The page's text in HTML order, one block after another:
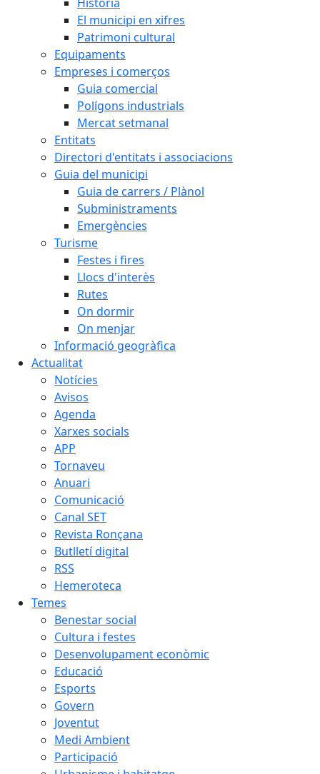
El municipi en xifres
Patrimoni cultural
Equipaments
Empreses i comerços
Guia comercial
Polígons industrials
Mercat setmanal
Entitats
Directori d'entitats i associacions
Guia del municipi
Guia de carrers / Plànol
Subministraments
Emergències
Turisme
Festes i fires
Llocs d'interès
Rutes
On dormir
On menjar
Informació geogràfica
Actualitat
Notícies
Avisos
Agenda
Xarxes socials
APP
Tornaveu
Anuari
Comunicació
Canal SET
Revista Ronçana
Butlletí digital
RSS
Hemeroteca
Temes
Benestar social
Cultura i festes
Desenvolupament econòmic
Educació
Esports
Govern
Joventut
Medi Ambient
Participació